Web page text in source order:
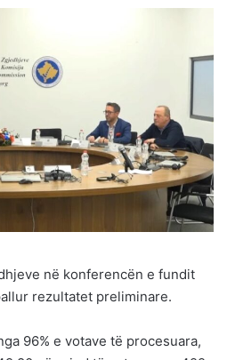
në konferencën e fundit
rezultatet preliminare.
96% e votave të procesuara,